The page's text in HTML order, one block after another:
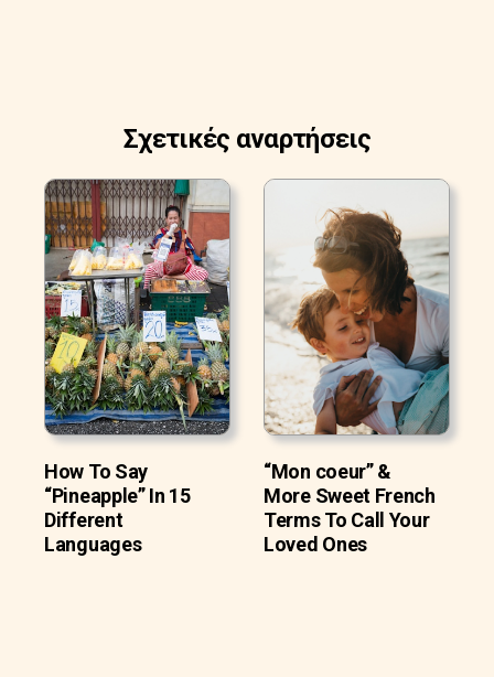
Σχετικές αναρτήσεις
How To Say
“Pineapple” In 15
Different
Languages
“Mon coeur” &
More Sweet French
Terms To Call Your
Loved Ones